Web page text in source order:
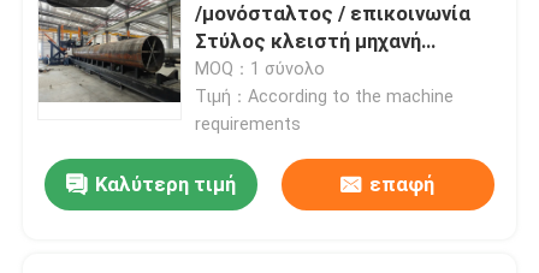
/μονόσταλτος / επικοινωνία
Στύλος κλειστή μηχανή
συγκόλλησης μοντέλο
MOQ：1 σύνολο
Τιμή：According to the machine
requirements
Καλύτερη τιμή επαφή